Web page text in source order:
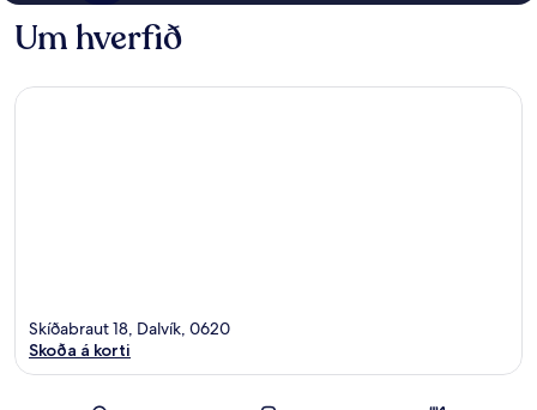
Um hverfið
Skíðabraut 18, Dalvík, 0620
Skoða á korti